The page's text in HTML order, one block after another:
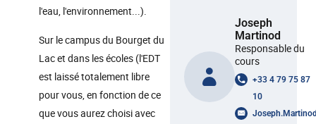
l'eau, l'environnement...).
Sur le campus du Bourget du
Lac et dans les écoles (l'EDT
est laissé totalement libre
pour vous, en fonction de ce
que vous aurez choisi avec
Joseph
Martinod
Responsable du
cours
+33 4 79 75 87
10